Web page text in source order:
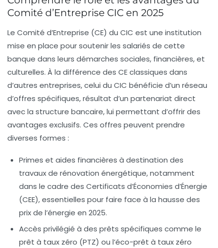
Comité d’Entreprise CIC en 2025
Le Comité d’Entreprise (CE) du CIC est une institution
mise en place pour soutenir les salariés de cette
banque dans leurs démarches sociales, financières, et
culturelles. À la différence des CE classiques dans
d’autres entreprises, celui du CIC bénéficie d’un réseau
d’offres spécifiques, résultat d’un partenariat direct
avec la structure bancaire, lui permettant d’offrir des
avantages exclusifs. Ces offres peuvent prendre
diverses formes :
Primes et aides financières à destination des
travaux de rénovation énergétique, notamment
dans le cadre des Certificats d’Économies d’Énergie
(CEE), essentielles pour faire face à la hausse des
prix de l’énergie en 2025.
Accès privilégié à des prêts spécifiques comme le
prêt à taux zéro (PTZ) ou l’éco-prêt à taux zéro